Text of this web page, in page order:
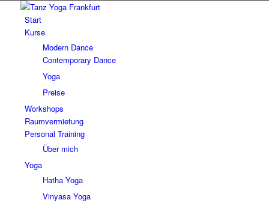
Start
Kurse
Modern Dance
Contemporary Dance
Yoga
Preise
Workshops
Raumvermietung
Personal Training
Über mich
Yoga
Hatha Yoga
Vinyasa Yoga